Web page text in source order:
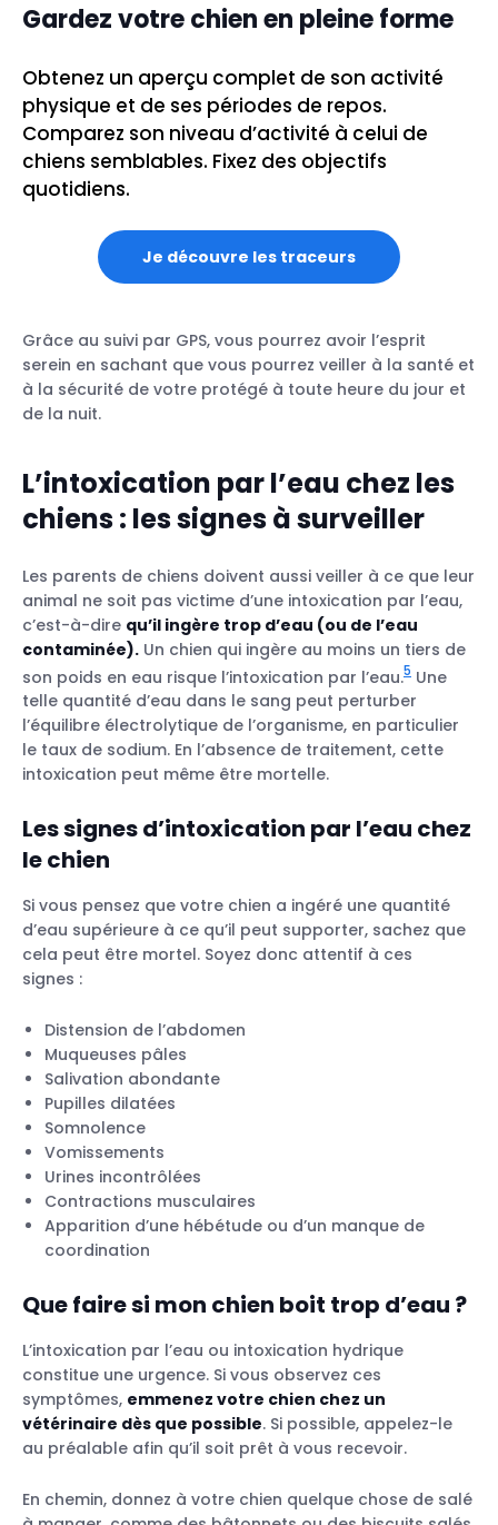
Gardez votre chien en pleine forme
Obtenez un aperçu complet de son activité
physique et de ses périodes de repos.
Comparez son niveau d’activité à celui de
chiens semblables. Fixez des objectifs
quotidiens.
Je découvre les traceurs
Grâce au suivi par GPS, vous pourrez avoir l’esprit
serein en sachant que vous pourrez veiller à la santé et
à la sécurité de votre protégé à toute heure du jour et
de la nuit.
L’intoxication par l’eau chez les
chiens : les signes à surveiller
Les parents de chiens doivent aussi veiller à ce que leur
animal ne soit pas victime d’une intoxication par l’eau,
c’est-à-dire qu’il ingère trop d’eau (ou de l’eau
contaminée). Un chien qui ingère au moins un tiers de
son poids en eau risque l’intoxication par l’eau.5 Une
telle quantité d’eau dans le sang peut perturber
l’équilibre électrolytique de l’organisme, en particulier
le taux de sodium. En l’absence de traitement, cette
intoxication peut même être mortelle.
Les signes d’intoxication par l’eau chez
le chien
Si vous pensez que votre chien a ingéré une quantité
d’eau supérieure à ce qu’il peut supporter, sachez que
cela peut être mortel. Soyez donc attentif à ces
signes :
Distension de l’abdomen
Muqueuses pâles
Salivation abondante
Pupilles dilatées
Somnolence
Vomissements
Urines incontrôlées
Contractions musculaires
Apparition d’une hébétude ou d’un manque de
coordination
Que faire si mon chien boit trop d’eau ?
L’intoxication par l’eau ou intoxication hydrique
constitue une urgence. Si vous observez ces
symptômes, emmenez votre chien chez un
vétérinaire dès que possible. Si possible, appelez-le
au préalable afin qu’il soit prêt à vous recevoir.
En chemin, donnez à votre chien quelque chose de salé